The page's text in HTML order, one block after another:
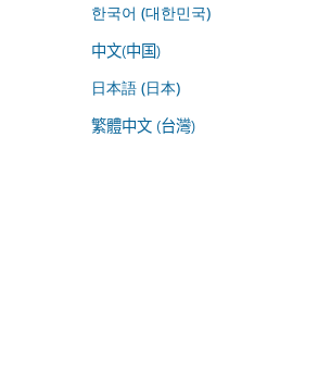
한국어 (대한민국)
中文(中国)
日本語 (日本)
繁體中文 (台灣)